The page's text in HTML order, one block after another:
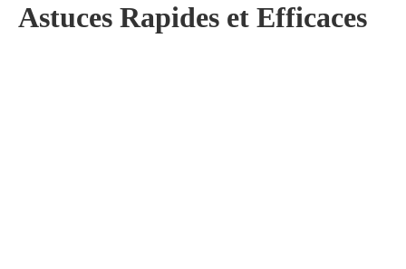
Astuces Rapides et Efficaces